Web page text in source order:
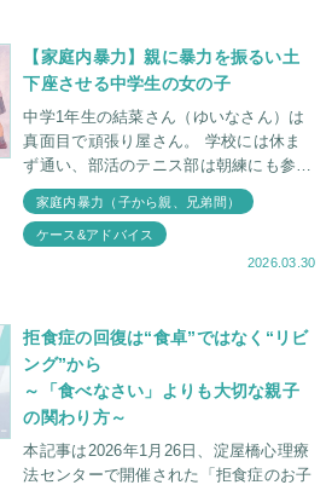
【家庭内暴力】親に暴力を振るい土
下座させる中学生の女の子
中学1年生の結菜さん（ゆいなさん）は
真面目で頑張り屋さん。 学校には休ま
ず通い、部活のテニス部は朝練にも参加
しています。習い事のピアノ教室にも、
毎週欠かさず通っています。 外ではと
ても良い
家庭内暴力（子から親、兄弟間）
ケース&アドバイス
2026.03.30
拒食症の回復は“食卓”ではなく“リビ
ング”から
～「食べなさい」よりも大切な親子
の関わり方～
本記事は2026年1月26日、淀屋橋心理療
法センターで開催された「拒食症のお子